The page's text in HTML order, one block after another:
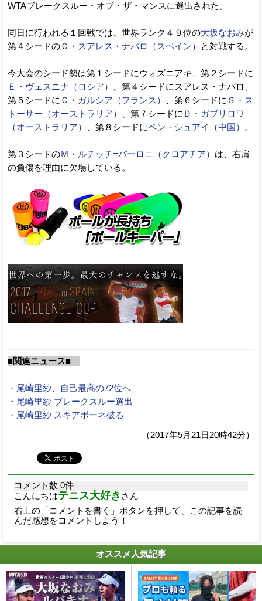
WTAブレークスルー・オブ・ザ・マンスに選出された。
同日に行われる１回戦では、世界ランク４９位の大坂なおみが
第４シードのＣ・スアレス・ナバロ（スペイン） と対戦する。
今大会のシード勢は第１シードにウォズニアキ、第２シードに
Ｅ・ヴェスニナ（ロシア）
、第４シードにスアレス・ナバロ、
第５シードに Ｃ・ガルシア（フランス） 、第６シードに Ｓ・ス
トーサー（オーストラリア）
、第７シードに Ｄ・ガブリロワ
（オーストラリア）
、第８シードにペン・シュアイ（中国） 。
第３シードのＭ・ルチッチ=バーロニ（クロアチア） は、右肩
の負傷を理由に欠場している。
■関連ニュース■
・尾崎里紗、自己最高の72位へ
・尾崎里紗 ブレークスルー選出
・尾崎里紗 スキアボーネ破る
（2017年5月21日20時42分）
コメント数 0件
こんにちはテニス大好き さん
右上の「コメントを書く」ボタンを押して、この記事を読
んだ感想をコメントしよう！
オススメ人気記事